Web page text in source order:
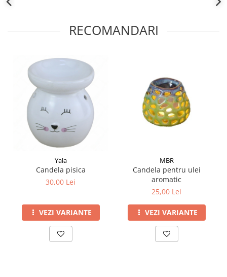
RECOMANDARI
Yala
Candela pisica
30,00 Lei
VEZI VARIANTE
MBR
Candela pentru ulei
aromatic
25,00 Lei
VEZI VARIANTE